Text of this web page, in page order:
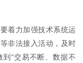
着力加强技术系统运
非法接入活动，及时
“交易不断、数据不